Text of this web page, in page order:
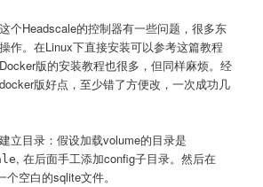
个Headscale的控制器有一些问题，很多东
作。在Linux下直接安装可以参考这篇教程
版的安装教程也很多，但同样麻烦。经
版好点，至少错了方便改，一次成功几
立目录：假设加载volume的目录是
, 在后面手工添加config子目录。然后在
空白的sqlite文件。